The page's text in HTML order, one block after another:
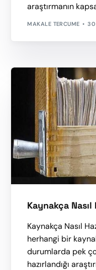
araştırmanın
MAKALE TERCUME 30
Kaynakça Nasıl
Kaynakça Nasıl
herhangi bir
durumlarda pek
hazırlandığı